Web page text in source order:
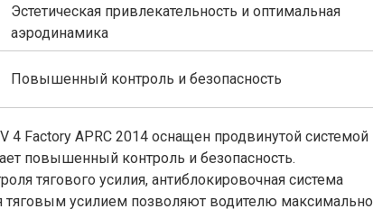
Эстетическая привлекательность и оптимальная
аэродинамика
Повышенный контроль и безопасность
4 Factory APRC 2014 оснащен продвинутой системой
повышенный контроль и безопасность.
тягового усилия, антиблокировочная система
тяговым усилием позволяют водителю максимально